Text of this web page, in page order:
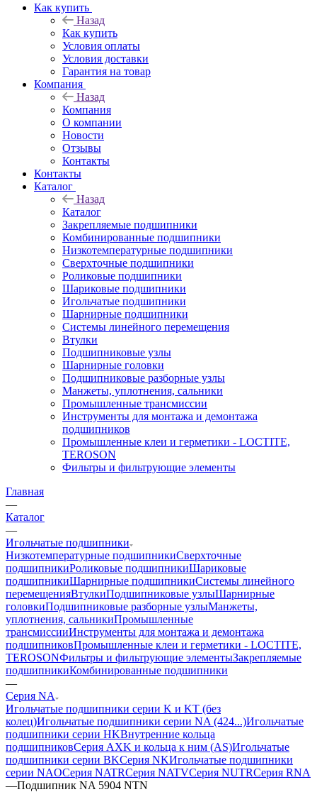
Как купить
Назад
Как купить
Условия оплаты
Условия доставки
Гарантия на товар
Компания
Назад
Компания
О компании
Новости
Отзывы
Контакты
Контакты
Каталог
Назад
Каталог
Закрепляемые подшипники
Комбинированные подшипники
Низкотемпературные подшипники
Сверхточные подшипники
Роликовые подшипники
Шариковые подшипники
Игольчатые подшипники
Шарнирные подшипники
Системы линейного перемещения
Втулки
Подшипниковые узлы
Шарнирные головки
Подшипниковые разборные узлы
Манжеты, уплотнения, сальники
Промышленные трансмиссии
Инструменты для монтажа и демонтажа
подшипников
Промышленные клеи и герметики - LOCTITE,
TEROSON
Фильтры и фильтрующие элементы
Главная
—
Каталог
—
Игольчатые подшипники
Низкотемпературные подшипникиСверхточные
подшипникиРоликовые подшипникиШариковые
подшипникиШарнирные подшипникиСистемы линейного
перемещенияВтулкиПодшипниковые узлыШарнирные
головкиПодшипниковые разборные узлыМанжеты,
уплотнения, сальникиПромышленные
трансмиссииИнструменты для монтажа и демонтажа
подшипниковПромышленные клеи и герметики - LOCTITE,
TEROSONФильтры и фильтрующие элементыЗакрепляемые
подшипникиКомбинированные подшипники
—
Серия NA
Игольчатые подшипники серии K и KT (без
колец)Игольчатые подшипники серии NA (424...)Игольчатые
подшипники серии HKВнутренние кольца
подшипниковСерия AXK и кольца к ним (AS)Игольчатые
подшипники серии BKСерия NKИгольчатые подшипники
серии NAOСерия NATRСерия NATVСерия NUTRСерия RNA
—Подшипник NA 5904 NTN